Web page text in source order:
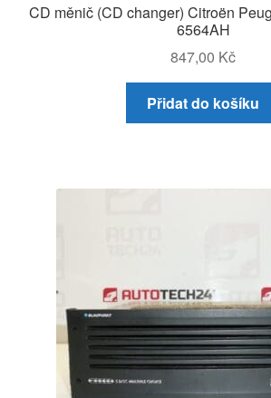
CD měnič (CD changer) Citroën
6564AH
847,00 Kč
Přidat do košíku